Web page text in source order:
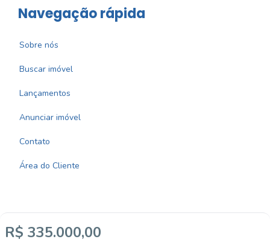
R$ 335.000,00
Navegação rápida
Sobre nós
Buscar imóvel
Lançamentos
Anunciar imóvel
Contato
Área do Cliente